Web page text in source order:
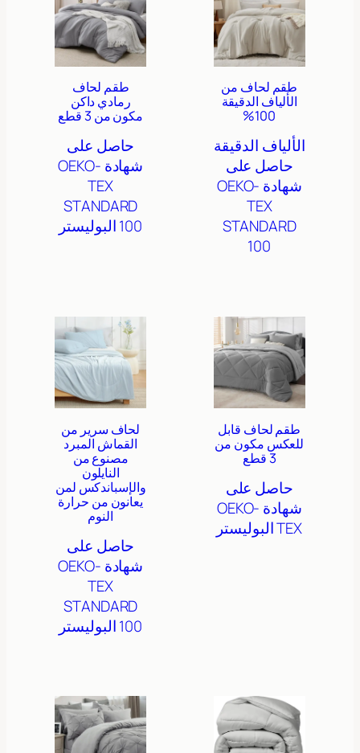
طقم لحاف من
الألياف الدقيقة
100%
الألياف الدقيقة
حاصل على
شهادة OEKO-
TEX
STANDARD
100
طقم لحاف
رمادي داكن
مكون من 3 قطع
حاصل على
شهادة OEKO-
TEX
STANDARD
100البوليستر
طقم لحاف قابل
للعكس مكون من
3 قطع
حاصل على
شهادة OEKO-
TEXالبوليستر
لحاف سرير من
القماش المبرد
مصنوع من
النايلون
والإسباندكس لمن
يعانون من حرارة
النوم
حاصل على
شهادة OEKO-
TEX
STANDARD
100البوليستر